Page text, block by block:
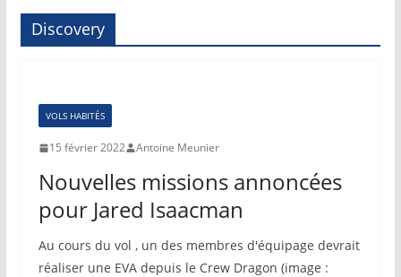
Discovery
VOLS HABITÉS
15 février 2022 Antoine Meunier
Nouvelles missions annoncées
pour Jared Isaacman
Au cours du vol , un des membres d'équipage devrait
réaliser une EVA depuis le Crew Dragon (image :